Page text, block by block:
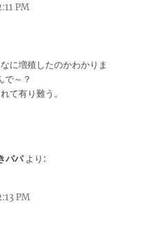
PM
に増殖したのかわかりま
～？
て有り難う。
パパ より:
PM